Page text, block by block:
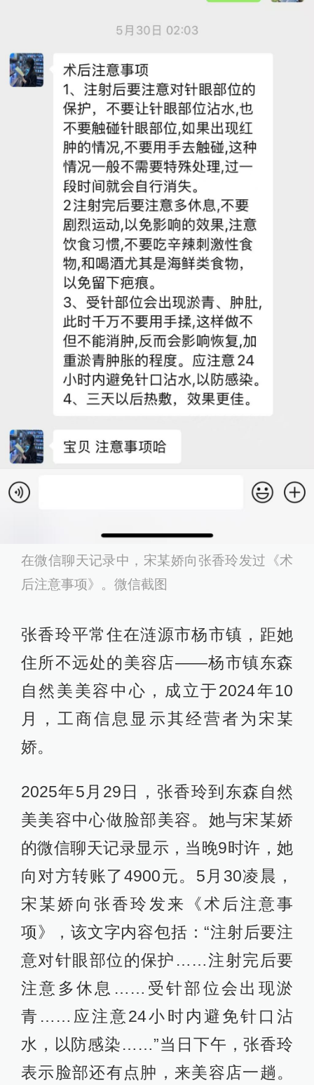
在微信聊天记录中，宋某娇向张香玲发过《术
后注意事项》。微信截图
张香玲平常住在涟源市杨市镇，距她
住所不远处的美容店——杨市镇东森
自然美美容中心，成立于2024年10
月，工商信息显示其经营者为宋某
娇。
2025年5月29日，张香玲到东森自然
美美容中心做脸部美容。她与宋某娇
的微信聊天记录显示，当晚9时许，她
向对方转账了4900元。5月30凌晨，
宋某娇向张香玲发来《术后注意事
项》，该文字内容包括：“注射后要注
意对针眼部位的保护……注射完后要
注意多休息……受针部位会出现淤
青……应注意24小时内避免针口沾
水，以防感染……”当日下午，张香玲
表示脸部还有点肿，来美容店一趟。